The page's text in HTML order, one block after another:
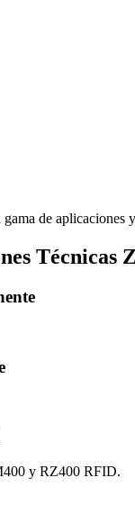
de aplicaciones
Técnicas
y RZ400 RFID.